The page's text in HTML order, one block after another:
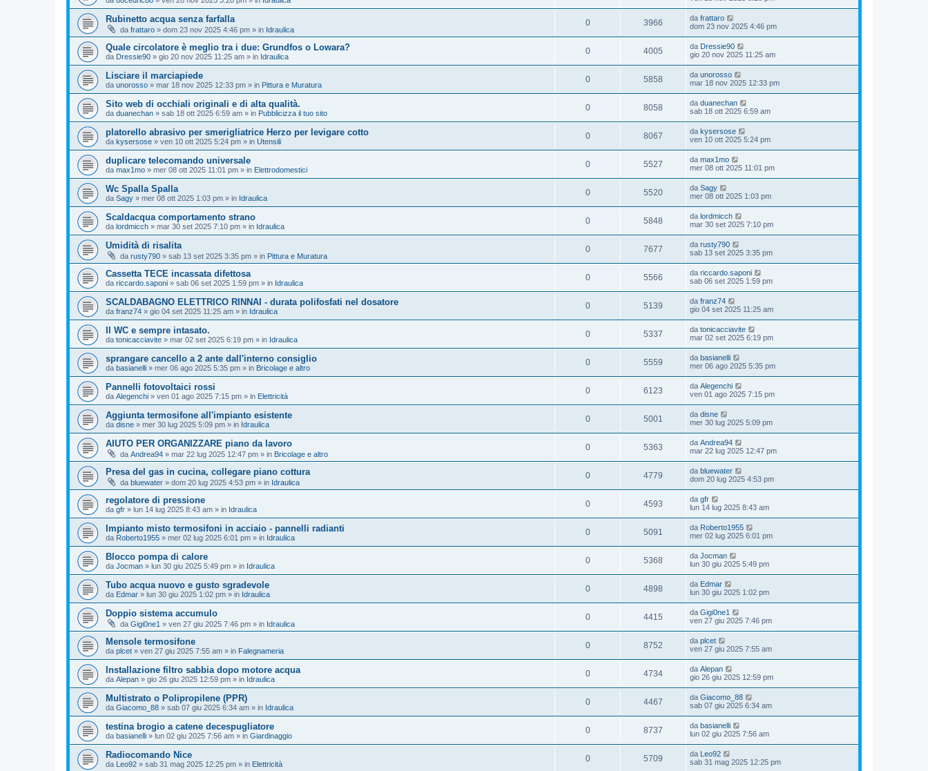
Rubinetto acqua senza farfalla
da frattaro » dom 23 nov 2025 4:46 pm » in Idraulica
0 3966 da frattaro
dom 23 nov 2025 4:46 pm
Quale circolatore è meglio tra i due: Grundfos o Lowara?
da Dressie90 » gio 20 nov 2025 11:25 am » in Idraulica
0 4005 da Dressie90
gio 20 nov 2025 11:25 am
Lisciare il marciapiede
da unorosso » mar 18 nov 2025 12:33 pm » in Pittura e Muratura
0 5858 da unorosso
mar 18 nov 2025 12:33 pm
Sito web di occhiali originali e di alta qualità.
da duanechan » sab 18 ott 2025 6:59 am » in Pubblicizza il tuo sito
0 8058 da duanechan
sab 18 ott 2025 6:59 am
platorello abrasivo per smerigliatrice Herzo per levigare cotto
da kysersose » ven 10 ott 2025 5:24 pm » in Utensili
0 8067 da kysersose
ven 10 ott 2025 5:24 pm
duplicare telecomando universale
da max1mo » mer 08 ott 2025 11:01 pm » in Elettrodomestici
0 5527 da max1mo
mer 08 ott 2025 11:01 pm
Wc Spalla Spalla
da Sagy » mer 08 ott 2025 1:03 pm » in Idraulica
0 5520 da Sagy
mer 08 ott 2025 1:03 pm
Scaldacqua comportamento strano
da lordmicch » mar 30 set 2025 7:10 pm » in Idraulica
0 5848 da lordmicch
mar 30 set 2025 7:10 pm
Umidità di risalita
da rusty790 » sab 13 set 2025 3:35 pm » in Pittura e Muratura
0 7677 da rusty790
sab 13 set 2025 3:35 pm
Cassetta TECE incassata difettosa
da riccardo.saponi » sab 06 set 2025 1:59 pm » in Idraulica
0 5566 da riccardo.saponi
sab 06 set 2025 1:59 pm
SCALDABAGNO ELETTRICO RINNAI - durata polifosfati nel dosatore
da franz74 » gio 04 set 2025 11:25 am » in Idraulica
0 5139 da franz74
gio 04 set 2025 11:25 am
Il WC e sempre intasato.
da tonicacciavite » mar 02 set 2025 6:19 pm » in Idraulica
0 5337 da tonicacciavite
mar 02 set 2025 6:19 pm
sprangare cancello a 2 ante dall'interno consiglio
da basianelli » mer 06 ago 2025 5:35 pm » in Bricolage e altro
0 5559 da basianelli
mer 06 ago 2025 5:35 pm
Pannelli fotovoltaici rossi
da Alegenchi » ven 01 ago 2025 7:15 pm » in Elettricità
0 6123 da Alegenchi
ven 01 ago 2025 7:15 pm
Aggiunta termosifone all'impianto esistente
da disne » mer 30 lug 2025 5:09 pm » in Idraulica
0 5001 da disne
mer 30 lug 2025 5:09 pm
AIUTO PER ORGANIZZARE piano da lavoro
da Andrea94 » mar 22 lug 2025 12:47 pm » in Bricolage e altro
0 5363 da Andrea94
mar 22 lug 2025 12:47 pm
Presa del gas in cucina, collegare piano cottura
da bluewater » dom 20 lug 2025 4:53 pm » in Idraulica
0 4779 da bluewater
dom 20 lug 2025 4:53 pm
regolatore di pressione
da gfr » lun 14 lug 2025 8:43 am » in Idraulica
0 4593 da gfr
lun 14 lug 2025 8:43 am
Impianto misto termosifoni in acciaio - pannelli radianti
da Roberto1955 » mer 02 lug 2025 6:01 pm » in Idraulica
0 5091 da Roberto1955
mer 02 lug 2025 6:01 pm
Blocco pompa di calore
da Jocman » lun 30 giu 2025 5:49 pm » in Idraulica
0 5368 da Jocman
lun 30 giu 2025 5:49 pm
Tubo acqua nuovo e gusto sgradevole
da Edmar » lun 30 giu 2025 1:02 pm » in Idraulica
0 4898 da Edmar
lun 30 giu 2025 1:02 pm
Doppio sistema accumulo
da Gigi0ne1 » ven 27 giu 2025 7:46 pm » in Idraulica
0 4415 da Gigi0ne1
ven 27 giu 2025 7:46 pm
Mensole termosifone
da plcet » ven 27 giu 2025 7:55 am » in Falegnameria
0 8752 da plcet
ven 27 giu 2025 7:55 am
Installazione filtro sabbia dopo motore acqua
da Alepan » gio 26 giu 2025 12:59 pm » in Idraulica
0 4734 da Alepan
gio 26 giu 2025 12:59 pm
Multistrato o Polipropilene (PPR)
da Giacomo_88 » sab 07 giu 2025 6:34 am » in Idraulica
0 4467 da Giacomo_88
sab 07 giu 2025 6:34 am
testina brogio a catene decespugliatore
da basianelli » lun 02 giu 2025 7:56 am » in Giardinaggio
0 8737 da basianelli
lun 02 giu 2025 7:56 am
Radiocomando Nice
da Leo92 » sab 31 mag 2025 12:25 pm » in Elettricità
0 5709 da Leo92
sab 31 mag 2025 12:25 pm